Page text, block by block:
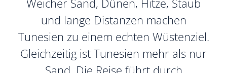
und lange Distanzen machen
Tunesien zu einem echten Wüstenziel.
Gleichzeitig ist Tunesien mehr als nur